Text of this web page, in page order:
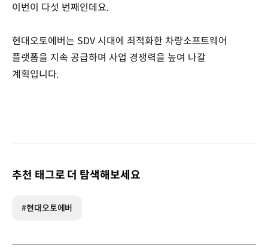
이번이 다섯 번째인데요.
현대오토에버는 SDV 시대에 최적화한 차량소프트웨어
플랫폼을 지속 공급하며 사업 경쟁력을 높여 나갈
계획입니다.
추천 태그로 더 탐색해보세요
#현대오토에버